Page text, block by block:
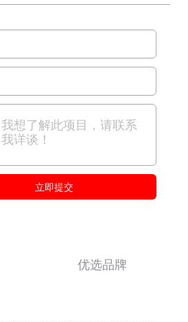
立即提交
优选品牌